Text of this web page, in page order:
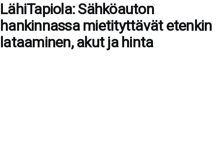
LähiTapiola: Sähköauton
hankinnassa mietityttävät etenkin
lataaminen, akut ja hinta